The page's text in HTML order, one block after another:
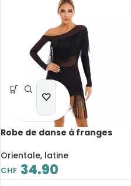
Robe de danse à franges
longues, maille
transparente, vêtement de
danse latine
Orientale, latine
CHF 34.90